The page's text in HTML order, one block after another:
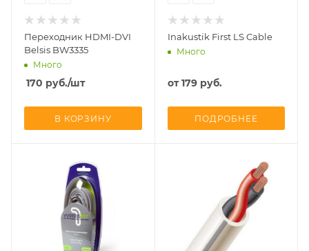
Переходник HDMI-DVI
Belsis BW3335
Много
170 руб./шт
В КОРЗИНУ
Inakustik First LS Cable
Много
от179 руб.
ПОДРОБНЕЕ